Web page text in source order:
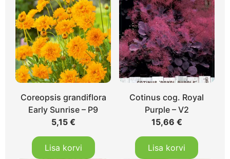
Coreopsis grandiflora
Early Sunrise – P9
5,15 €
Lisa korvi
Cotinus cog. Royal
Purple – V2
15,66 €
Lisa korvi